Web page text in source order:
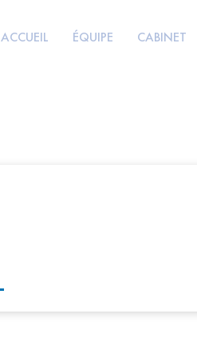
ACCUEIL ÉQUIPE CABINET